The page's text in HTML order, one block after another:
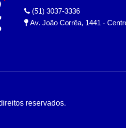
(51) 3037-3336
Av. João Corrêa, 1441 -
reservados.